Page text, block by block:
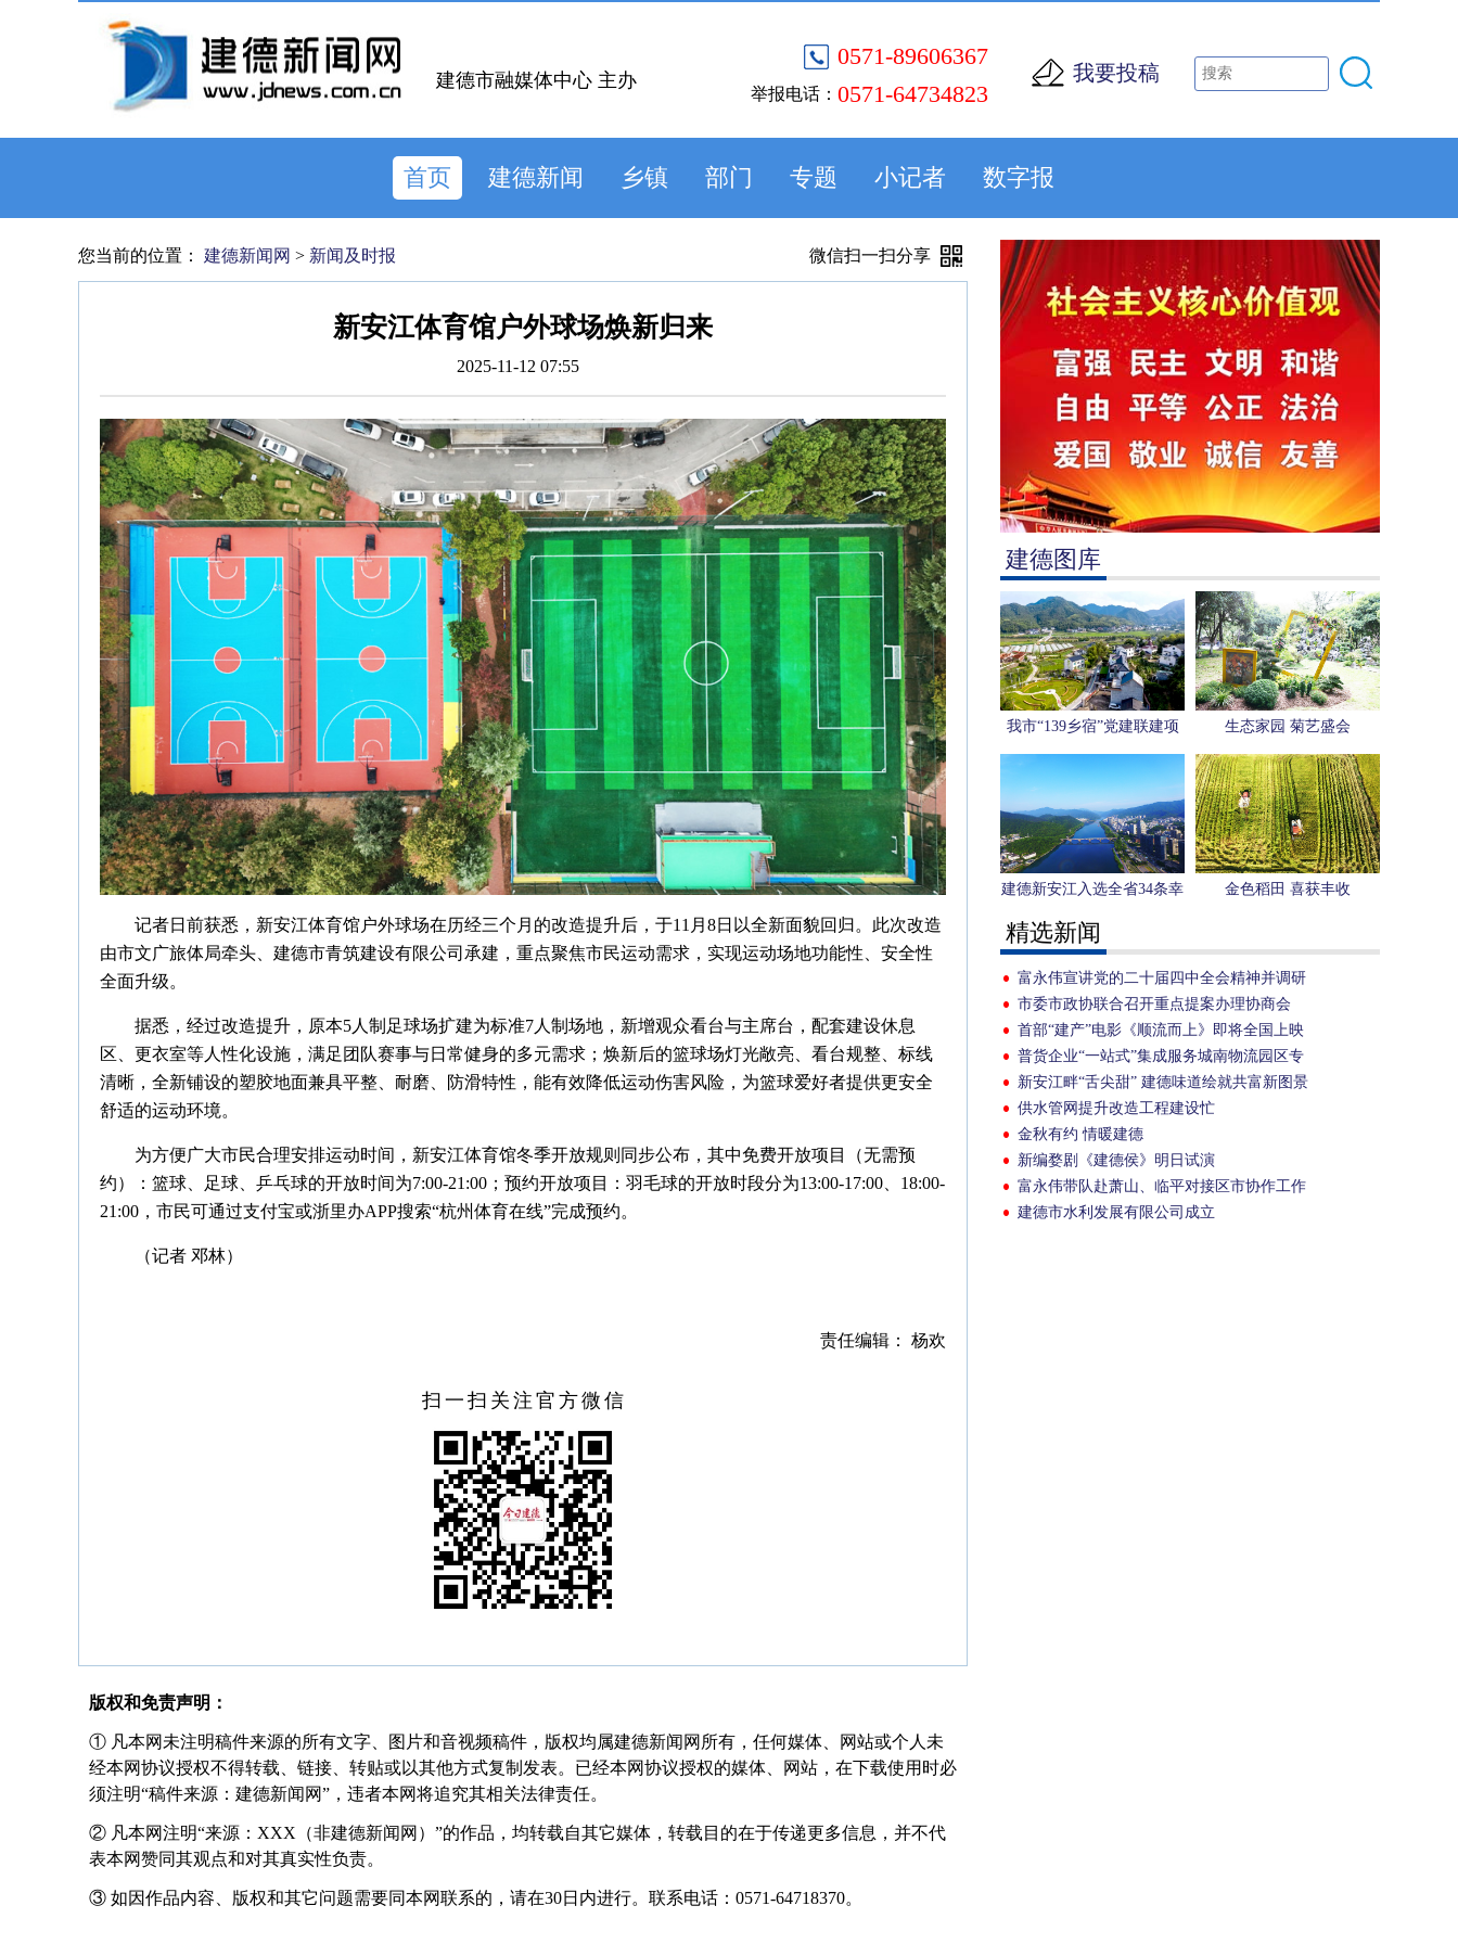
0571-89606367
举报电话： 0571-64734823
我要投稿
建德市融媒体中心 主办
首页 建德新闻 乡镇 部门 专题 小记者 数字报
建德图库
我市“139乡宿”党建联建项
目入选省级典型案例
生态家园 菊艺盛会
建德新安江入选全省34条幸
福母亲河优秀案例
金色稻田 喜获丰收
精选新闻
富永伟宣讲党的二十届四中全会精神并调研
市委市政协联合召开重点提案办理协商会
首部“建产”电影《顺流而上》即将全国上映
普货企业“一站式”集成服务城南物流园区专
场活动举办
新安江畔“舌尖甜” 建德味道绘就共富新图景
供水管网提升改造工程建设忙
金秋有约 情暖建德
新编婺剧《建德侯》明日试演
富永伟带队赴萧山、临平对接区市协作工作
建德市水利发展有限公司成立
您当前的位置： 建德新闻网 > 新闻及时报 微信扫一扫分享
新安江体育馆户外球场焕新归来
2025-11-12 07:55
记者日前获悉，新安江体育馆户外球场在历经三个月的改造提升后，于11月8日以全新面貌回归。此次改造
由市文广旅体局牵头、建德市青筑建设有限公司承建，重点聚焦市民运动需求，实现运动场地功能性、安全性
全面升级。
据悉，经过改造提升，原本5人制足球场扩建为标准7人制场地，新增观众看台与主席台，配套建设休息
区、更衣室等人性化设施，满足团队赛事与日常健身的多元需求；焕新后的篮球场灯光敞亮、看台规整、标线
清晰，全新铺设的塑胶地面兼具平整、耐磨、防滑特性，能有效降低运动伤害风险，为篮球爱好者提供更安全
舒适的运动环境。
为方便广大市民合理安排运动时间，新安江体育馆冬季开放规则同步公布，其中免费开放项目（无需预
约）：篮球、足球、乒乓球的开放时间为7:00-21:00；预约开放项目：羽毛球的开放时段分为13:00-17:00、18:00-
21:00，市民可通过支付宝或浙里办APP搜索“杭州体育在线”完成预约。
（记者 邓林）
责任编辑： 杨欢
扫一扫关注官方微信
版权和免责声明：
① 凡本网未注明稿件来源的所有文字、图片和音视频稿件，版权均属建德新闻网所有，任何媒体、网站或个人未
经本网协议授权不得转载、链接、转贴或以其他方式复制发表。已经本网协议授权的媒体、网站，在下载使用时必
须注明“稿件来源：建德新闻网”，违者本网将追究其相关法律责任。
② 凡本网注明“来源：XXX（非建德新闻网）”的作品，均转载自其它媒体，转载目的在于传递更多信息，并不代
表本网赞同其观点和对其真实性负责。
③ 如因作品内容、版权和其它问题需要同本网联系的，请在30日内进行。联系电话：0571-64718370。